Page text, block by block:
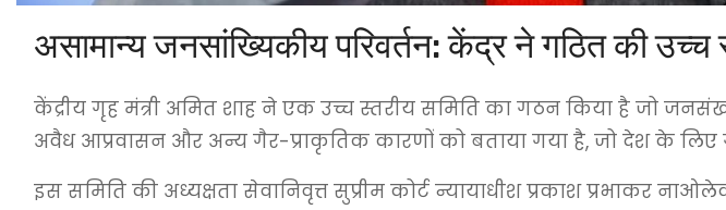
असामान्य जनसांख्यिकीय परिवर्तन: केंद्र ने गठित की उच्च
केंद्रीय गृह मंत्री अमित शाह ने एक उच्च स्तरीय समिति का गठन किया है जो
अवैध आप्रवासन और अन्य गैर-प्राकृतिक कारणों को बताया गया है, जो देश के लिए
इस समिति की अध्यक्षता सेवानिवृत्त सुप्रीम कोर्ट न्यायाधीश प्रकाश प्रभाकर